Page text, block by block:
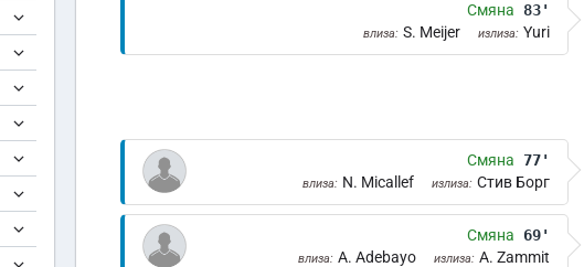
Смяна 83'
влиза: S. Meijer излиза: Yuri
Смяна 77'
влиза: N. Micallef излиза: Стив Борг
Смяна 69'
влиза: A. Adebayo излиза: A. Zammit